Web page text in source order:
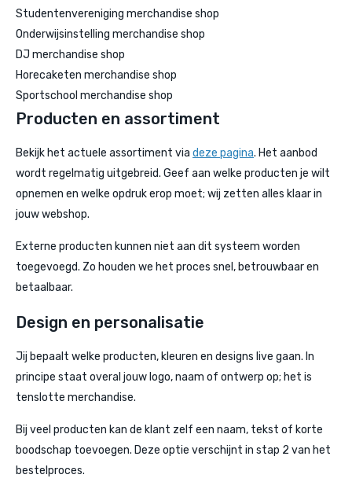
Studentenvereniging merchandise shop
Onderwijsinstelling merchandise shop
DJ merchandise shop
Horecaketen merchandise shop
Sportschool merchandise shop
Producten en assortiment
Bekijk het actuele assortiment via deze pagina. Het aanbod
wordt regelmatig uitgebreid. Geef aan welke producten je wilt
opnemen en welke opdruk erop moet; wij zetten alles klaar in
jouw webshop.
Externe producten kunnen niet aan dit systeem worden
toegevoegd. Zo houden we het proces snel, betrouwbaar en
betaalbaar.
Design en personalisatie
Jij bepaalt welke producten, kleuren en designs live gaan. In
principe staat overal jouw logo, naam of ontwerp op; het is
tenslotte merchandise.
Bij veel producten kan de klant zelf een naam, tekst of korte
boodschap toevoegen. Deze optie verschijnt in stap 2 van het
bestelproces.